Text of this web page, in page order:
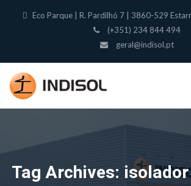
Eco Parque | R. Pardilhó 7 | 3860-529
(+351) 234 844 494
geral@indisol.pt
Tag Archives: